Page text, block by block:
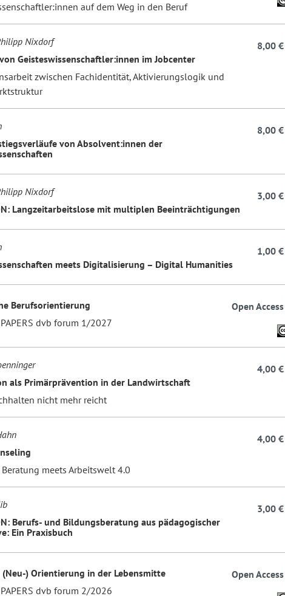
auf dem Weg in den Beruf
Nixdorf
Geisteswissenschaftler:innen im Jobcenter
zwischen Fachidentität, Aktivierungslogik und
8,00 €
von Absolvent:innen der
8,00 €
Nixdorf
Langzeitarbeitslose mit multiplen Beeinträchtigungen
3,00 €
meets Digitalisierung – Digital Humanities
1,00 €
Berufsorientierung
PAPERS dvb forum 1/2027
Open Access
als Primärprävention in der Landwirtschaft
nicht mehr reicht
4,00 €
meets Arbeitswelt 4.0
4,00 €
Berufs- und Bildungsberatung aus pädagogischer
Ein Praxisbuch
3,00 €
(Neu-) Orientierung in der Lebensmitte
PAPERS dvb forum 2/2026
Open Access